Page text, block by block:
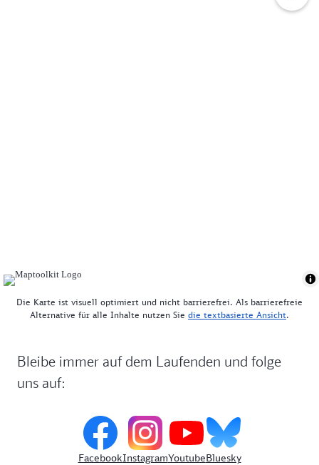
Die Karte ist visuell optimiert und nicht barrierefrei. Als barrierefreie
Alternative für alle Inhalte nutzen Sie die textbasierte Ansicht.
Bleibe immer auf dem Laufenden und folge
uns auf:
FacebookInstagramYoutubeBluesky